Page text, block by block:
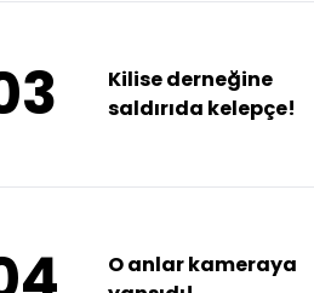
Kilise derneğine
saldırıda kelepçe!
O anlar kameraya